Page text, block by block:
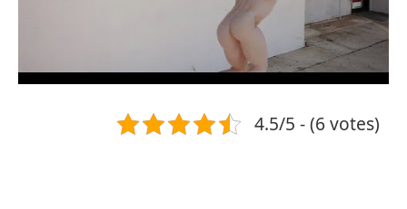
4.5/5 - (6 votes)